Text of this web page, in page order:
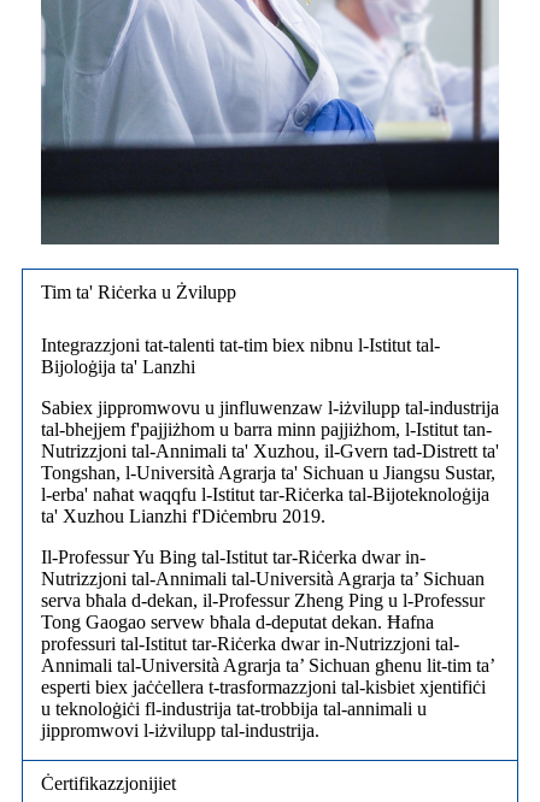
Tim ta' Riċerka u Żvilupp
Integrazzjoni tat-talenti tat-tim biex nibnu l-Istitut tal-
Bijoloġija ta' Lanzhi
Sabiex jippromwovu u jinfluwenzaw l-iżvilupp tal-industrija
tal-bhejjem f'pajjiżhom u barra minn pajjiżhom, l-Istitut tan-
Nutrizzjoni tal-Annimali ta' Xuzhou, il-Gvern tad-Distrett ta'
Tongshan, l-Università Agrarja ta' Sichuan u Jiangsu Sustar,
l-erba' naħat waqqfu l-Istitut tar-Riċerka tal-Bijoteknoloġija
ta' Xuzhou Lianzhi f'Diċembru 2019.
Il-Professur Yu Bing tal-Istitut tar-Riċerka dwar in-
Nutrizzjoni tal-Annimali tal-Università Agrarja ta’ Sichuan
serva bħala d-dekan, il-Professur Zheng Ping u l-Professur
Tong Gaogao servew bħala d-deputat dekan. Ħafna
professuri tal-Istitut tar-Riċerka dwar in-Nutrizzjoni tal-
Annimali tal-Università Agrarja ta’ Sichuan għenu lit-tim ta’
esperti biex jaċċellera t-trasformazzjoni tal-kisbiet xjentifiċi
u teknoloġiċi fl-industrija tat-trobbija tal-annimali u
jippromwovi l-iżvilupp tal-industrija.
Ċertifikazzjonijiet